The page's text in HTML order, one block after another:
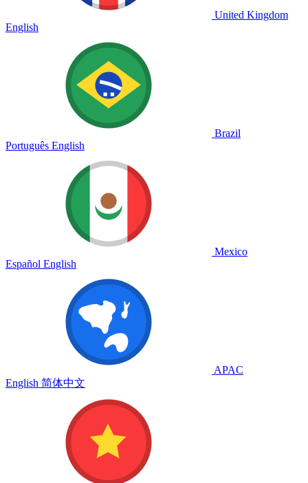
United Kingdom
English
Brazil
Português English
Mexico
Español English
APAC
English 简体中文